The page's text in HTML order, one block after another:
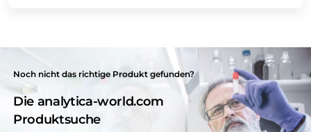
Noch nicht das richtige Produkt gefunden?
Die analytica-world.com
Produktsuche